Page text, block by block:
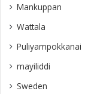
Mankuppan
Wattala
Puliyampokkanai
mayiliddi
Sweden